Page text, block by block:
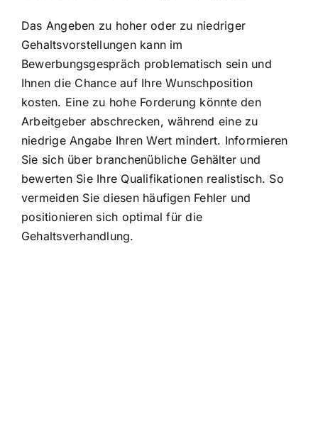
Das Angeben zu hoher oder zu niedriger
Gehaltsvorstellungen kann im
Bewerbungsgespräch problematisch sein und
Ihnen die Chance auf Ihre Wunschposition
kosten. Eine zu hohe Forderung könnte den
Arbeitgeber abschrecken, während eine zu
niedrige Angabe Ihren Wert mindert. Informieren
Sie sich über branchenübliche Gehälter und
bewerten Sie Ihre Qualifikationen realistisch. So
vermeiden Sie diesen häufigen Fehler und
positionieren sich optimal für die
Gehaltsverhandlung.